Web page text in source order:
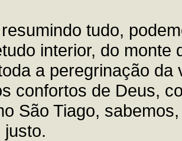
tudo,
interior, do monte
a peregrinação
confortos de Deus,
São Tiago,
justo.